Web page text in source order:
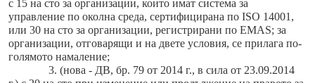
с 15 на сто за организации, които имат система за
управление по околна среда, сертифицирана по ISO 14001,
или 30 на сто за организации, регистрирани по EMAS; за
организации, отговарящи и на двете условия, се прилага по-
голямото намаление;
3. (нова - ДВ, бр. 79 от 2014 г., в сила от 23.09.2014